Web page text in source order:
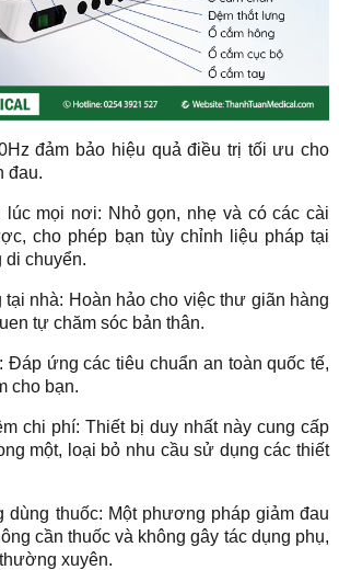
đảm bảo hiệu quả điều trị tối ưu cho
đau.
mọi nơi: Nhỏ gọn, nhẹ và có các cài
cho phép bạn tùy chỉnh liệu pháp tại
di chuyển.
nhà: Hoàn hảo cho việc thư giãn hàng
tự chăm sóc bản thân.
Đáp ứng các tiêu chuẩn an toàn quốc tế,
cho bạn.
chi phí: Thiết bị duy nhất này cung cấp
một, loại bỏ nhu cầu sử dụng các thiết
dùng thuốc: Một phương pháp giảm đau
cần thuốc và không gây tác dụng phụ,
xuyên.